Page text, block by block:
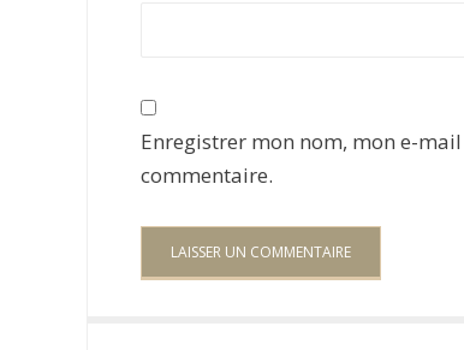
Enregistrer mon nom, mon e-
commentaire.